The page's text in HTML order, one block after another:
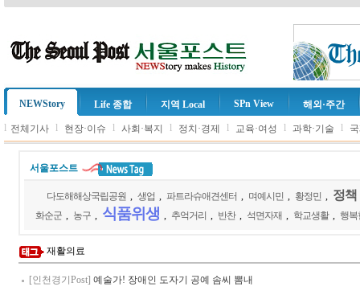
NEWStory Life 종합 지역 Local SPn View 해외·주간
l 전체기사 l 현장·이슈 l 사회·복지 l 정치·경제 l 교육·여성 l 과학·기술 l
서울포스트
다도해해상국립공원 생업 파트라슈애견센터 며예시민 황정민 정책
화순군 농구 식품위생 추억거리 반찬 석면자재 학교생활 행복
재활의료
[인천경기Post] 예술가! 장애인 도자기 공예 솜씨 뽐내